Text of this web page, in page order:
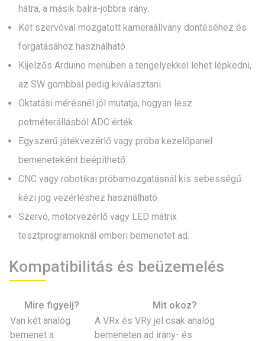
hátra, a másik balra-jobbra irány.
Két szervóval mozgatott kameraállvány döntéséhez és
forgatásához használható.
Kijelzős Arduino menüben a tengelyekkel lehet lépkedni,
az SW gombbal pedig kiválasztani.
Oktatási mérésnél jól mutatja, hogyan lesz
potméterállásból ADC érték.
Egyszerű játékvezérlő vagy próba kezelőpanel
bemeneteként beépíthető.
CNC vagy robotikai próbamozgatásnál kis sebességű
kézi jog vezérléshez használható.
Szervó, motorvezérlő vagy LED mátrix
tesztprogramoknál emberi bemenetet ad.
Kompatibilitás és beüzemelés
Mire figyelj?
Mit okoz?
Van két analóg
bemenet a
A VRx és VRy jel csak analóg
bemeneten ad irány- és